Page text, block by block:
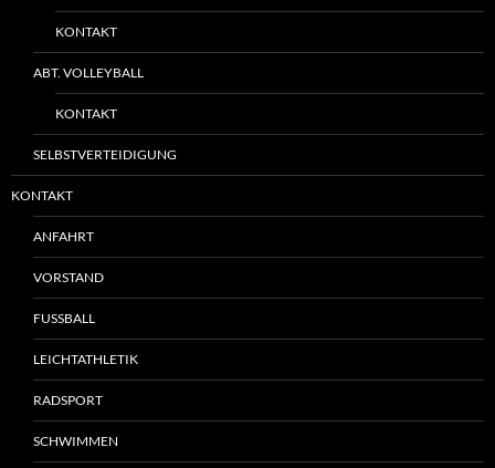
KONTAKT
ABT. VOLLEYBALL
KONTAKT
SELBSTVERTEIDIGUNG
KONTAKT
ANFAHRT
VORSTAND
FUSSBALL
LEICHTATHLETIK
RADSPORT
SCHWIMMEN